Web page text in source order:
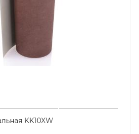
KK10XW